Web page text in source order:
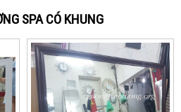
SPA CÓ KHUNG